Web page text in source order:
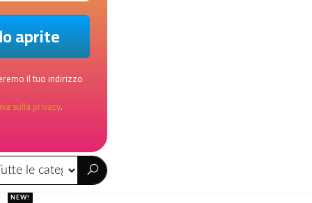
il tuo indirizzo
sulla privacy.
NEW!